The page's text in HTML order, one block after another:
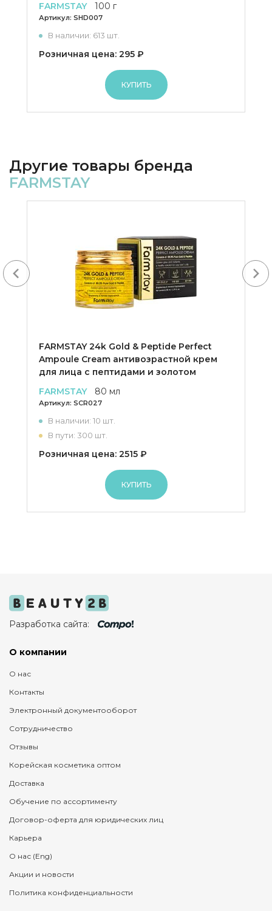
FARMSTAY
100 г
Артикул: SHD007
В наличии: 613 шт.
Розничная цена: 295 ₽
КУПИТЬ
Другие товары бренда
FARMSTAY
FARMSTAY 24k Gold & Peptide Perfect
Ampoule Cream антивозрастной крем
для лица с пептидами и золотом
FARMSTAY
80 мл
Артикул: SCR027
В наличии: 10 шт.
В пути: 300 шт.
Розничная цена: 2515 ₽
КУПИТЬ
Next
Разработка сайта:
О компании
О нас
Контакты
Электронный документооборот
Сотрудничество
Отзывы
Корейская косметика оптом
Доставка
Обучение по ассортименту
Договор-оферта для юридических лиц
Карьера
О нас (Eng)
Акции и новости
Политика конфиденциальности